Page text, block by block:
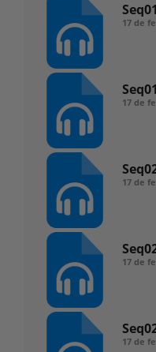
17 de
17 de
17 de
17 de
17 de